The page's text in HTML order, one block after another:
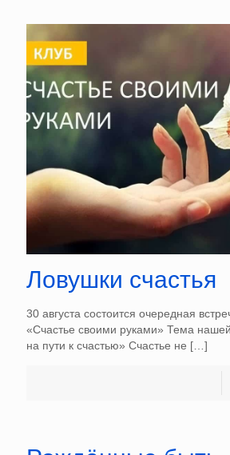
Ловушки счастья
30 августа состоится очередная
«Счастье своими руками» Тема
на пути к счастью» Счастье не […]